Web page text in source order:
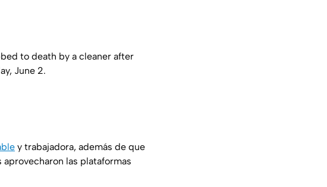
to death by a cleaner after
June 2.
y trabajadora, además de que
las plataformas